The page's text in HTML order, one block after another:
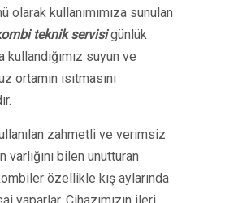
olarak kullanımımıza sunulan
teknik servisigünlük
kullandığımız suyun ve
ortamın ısıtmasını
zahmetli ve verimsiz
varlığını bilen unutturan
özellikle kış aylarında